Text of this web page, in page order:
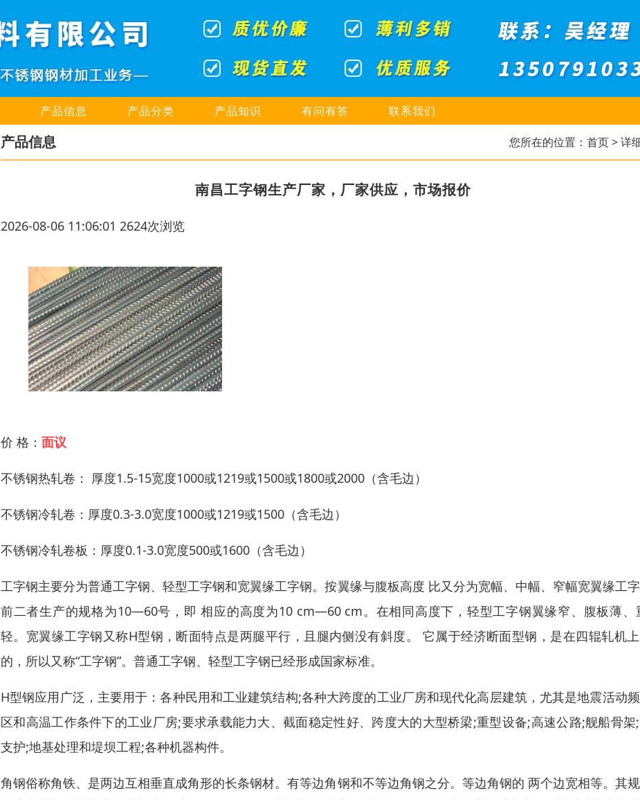
产品信息 产品分类 产品知识 有问有答 联系我们
产品信息 您所在的位置： 首页> 详
南昌工字钢生产厂家，厂家供应，市场报价
2026-08-06 11:06:01 2624次浏览
价 格： 面议
不锈钢热轧卷： 厚度1.5-15宽度1000或1219或1500或1800或2000（含毛边）
不锈钢冷轧卷：厚度0.3-3.0宽度1000或1219或1500（含毛边）
不锈钢冷轧卷板：厚度0.1-3.0宽度500或1600（含毛边）
工字钢主要分为普通工字钢、轻型工字钢和宽翼缘工字钢。按翼缘与腹板高度 比又分为宽幅、中幅、窄幅宽翼缘工
前二者生产的规格为10—60号，即 相应的高度为10 cm—60 cm。在相同高度下，轻型工字钢翼缘窄、腹板薄、
轻。宽翼缘工字钢又称H型钢，断面特点是两腿平行，且腿内侧没有斜度。 它属于经济断面型钢，是在四辊轧机
的，所以又称“工字钢”。普通工字钢、轻型工字钢已经形成国家标准。
H型钢应用广泛，主要用于：各种民用和工业建筑结构;各种大跨度的工业厂房和现代化高层建筑，尤其是地震活动
区和高温工作条件下的工业厂房;要求承载能力大、截面稳定性好、跨度大的大型桥梁;重型设备;高速公路;舰船骨架
支护;地基处理和堤坝工程;各种机器构件。
角钢俗称角铁、是两边互相垂直成角形的长条钢材。有等边角钢和不等边角钢之分。等边角钢的 两个边宽相等。其